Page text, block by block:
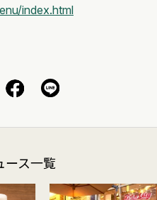
index.html
ース一覧